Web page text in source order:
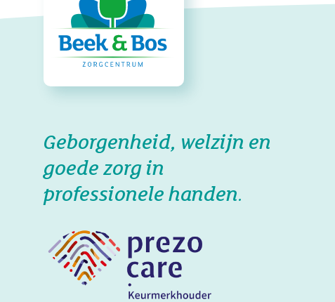
Geborgenheid, welzijn en
goede zorg in
professionele handen.